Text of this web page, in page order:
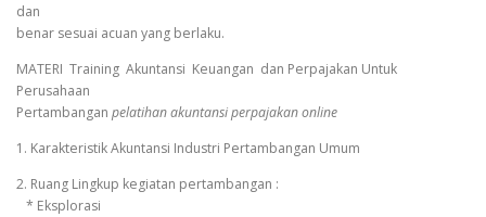
dan
benar sesuai acuan yang berlaku.
MATERI Training Akuntansi Keuangan dan Perpajakan Untuk
Perusahaan
Pertambangan pelatihan akuntansi perpajakan online
1. Karakteristik Akuntansi Industri Pertambangan Umum
2. Ruang Lingkup kegiatan pertambangan :
* Eksplorasi